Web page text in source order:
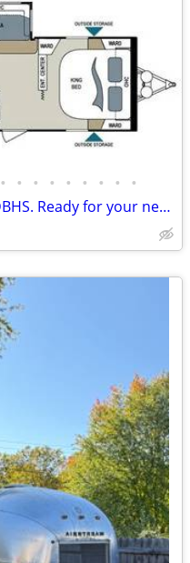
• • • • • • • • •
2014 Dutchmen Aerolite 282DBHS. Ready for your next adventure!